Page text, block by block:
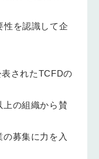
性を認識して企
されたTCFDの
の組織から賛
募集に力を入